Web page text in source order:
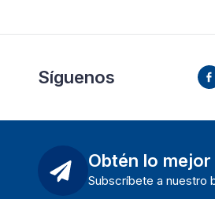
Síguenos
Obtén lo
Subscríbete a nuestro